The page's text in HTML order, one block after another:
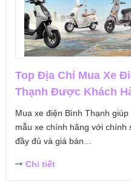
Top Địa Chỉ Mua Xe
Thạnh Được Khách
Mua xe điện Bình Thạnh
mẫu xe chính hãng với chính
đầy đủ và giá bán...
Chi tiết